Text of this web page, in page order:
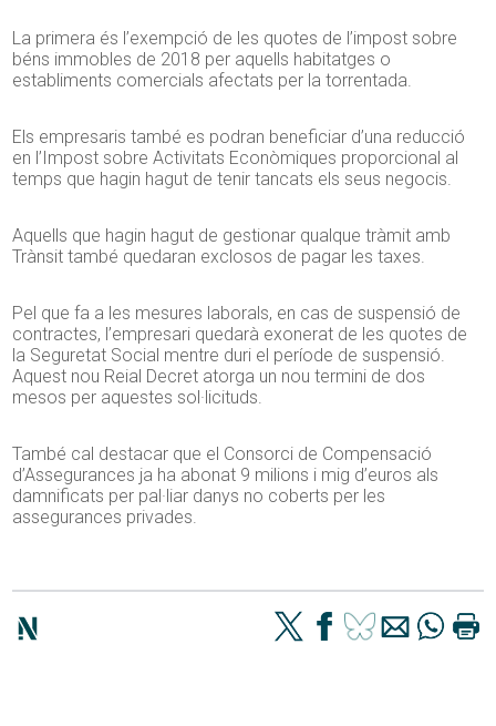
La primera és l’exempció de les quotes de l’impost sobre
béns immobles de 2018 per aquells habitatges o
establiments comercials afectats per la torrentada.
Els empresaris també es podran beneficiar d’una reducció
en l’Impost sobre Activitats Econòmiques proporcional al
temps que hagin hagut de tenir tancats els seus negocis.
Aquells que hagin hagut de gestionar qualque tràmit amb
Trànsit també quedaran exclosos de pagar les taxes.
Pel que fa a les mesures laborals, en cas de suspensió de
contractes, l’empresari quedarà exonerat de les quotes de
la Seguretat Social mentre duri el període de suspensió.
Aquest nou Reial Decret atorga un nou termini de dos
mesos per aquestes sol·licituds.
També cal destacar que el Consorci de Compensació
d’Assegurances ja ha abonat 9 milions i mig d’euros als
damnificats per pal·liar danys no coberts per les
assegurances privades.